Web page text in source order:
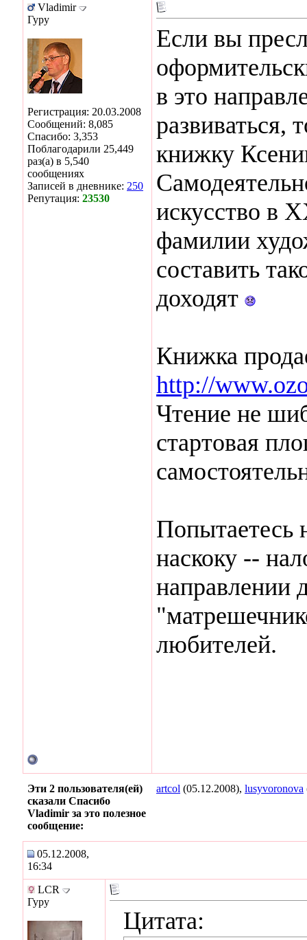
Vladimir
Гуру
Регистрация: 20.03.2008
Сообщений: 8,085
Спасибо: 3,353
Поблагодарили 25,449
раз(а) в 5,540
сообщениях
Записей в дневнике: 250
Репутация: 23530
Если вы
в это
развиваться,
книжку
искусство в
фамилии
составить
доходят
Книжка
http://
Чтение не
стартовая
Попытаетесь
наскоку --
направлении
любителей.
Эти 2 пользователя(ей)
сказали Спасибо
Vladimir за это полезное
сообщение:
artcol (05.12.2008), lusyvoronova
05.12.2008,
16:34
LCR
Гуру
Цитата: